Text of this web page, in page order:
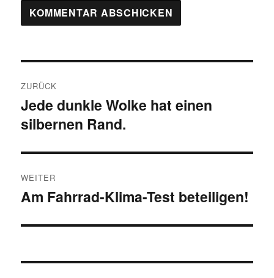
ZURÜCK
Vorheriger
Beitrag:
Jede dunkle Wolke hat einen
silbernen Rand.
WEITER
Nächster
Am Fahrrad-Klima-Test beteiligen!